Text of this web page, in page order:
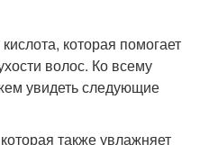
которая помогает
волос. Ко всему
увидеть следующие
также увлажняет